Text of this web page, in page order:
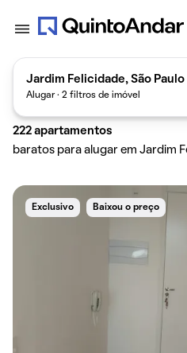
Jardim Felicidade, São Paulo
Alugar · 2 filtros de imóvel
222 apartamentos
baratos para alugar em Jardim
Exclusivo Baixou o preço